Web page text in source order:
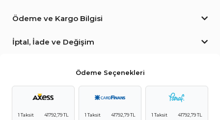
Ödeme ve Kargo Bilgisi
İptal, İade ve Değişim
Ödeme Seçenekleri
1 Taksit
41792,79 TL
1 Taksit
41792,79 TL
1 Taksit
41792,79 TL